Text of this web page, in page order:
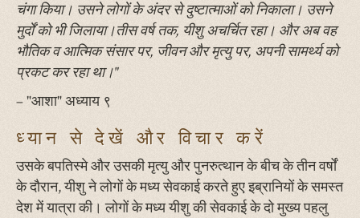
चंगा किया। उसने लोगों के अंदर से दुष्टात्माओं को निकाला। उसने
मुर्दों को भी जिलाया।तीस वर्ष तक, यीशु अचर्चित रहा। और अब वह
भौतिक व आत्मिक संसार पर, जीवन और मृत्यु पर, अपनी सामर्थ्य को
प्रकट कर रहा था।"
– "आशा" अध्याय ९
ध्यान से देखें और विचार करें
उसके बपतिस्मे और उसकी मृत्यु और पुनरुत्थान के बीच के तीन वर्षों
के दौरान, यीशु ने लोगों के मध्य सेवकाई करते हुए इब्रानियों के समस्त
देश में यात्रा की। लोगों के मध्य यीशु की सेवकाई के दो मुख्य पहलु